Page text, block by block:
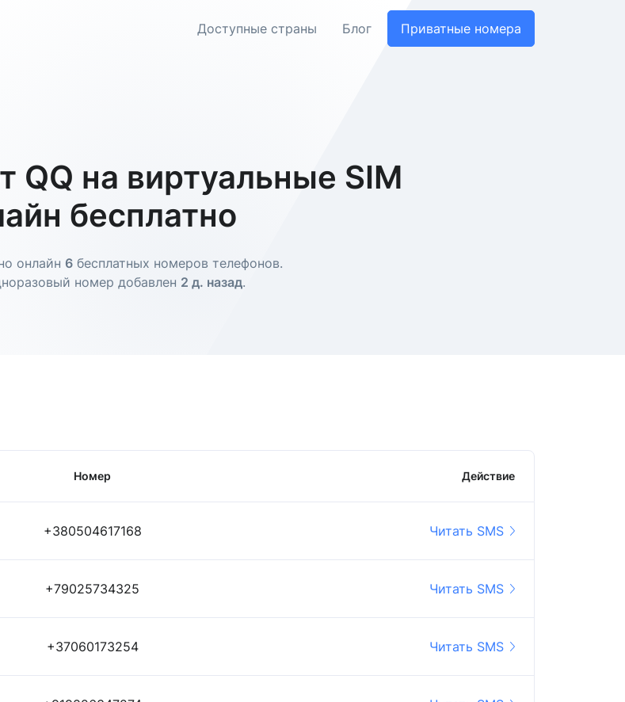
Доступные страны Блог Приватные номера
на виртуальные SIM
бесплатно
онлайн 6 бесплатных номеров телефонов.
номер добавлен 2 д. назад.
Номер Действие
+380504617168 Читать SMS
+79025734325 Читать SMS
+37060173254 Читать SMS